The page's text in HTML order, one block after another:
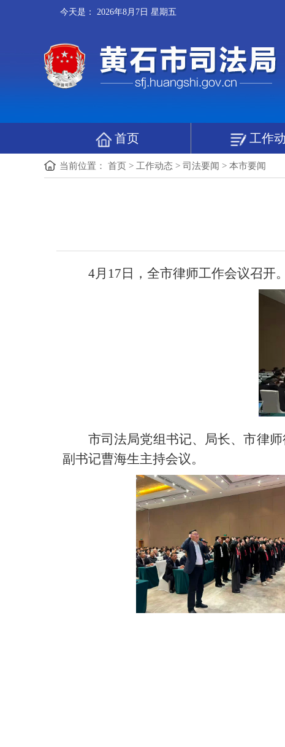
今天是： 2026年8月7日 星期五
首页 工作
当前位置： 首页 > 工作动态 > 司法要闻 > 本市要闻
4月17日，全市律师工作会议召开
市司法局党组书记、局长、市律
副书记曹海生主持会议。